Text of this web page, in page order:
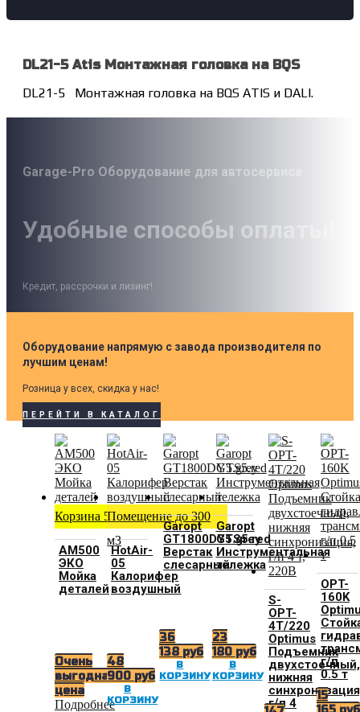
DL21-5 Atis Монтажная головка на BQS
DL21-5 Монтажная головка на BQS ATIS и DALI.
Garage-Pro Оборудование для автосервиса
Удобные способы оплаты!
Кредит, рассрочки и лизинг!
Оборудование напрямую с завода производителя по
лучшим ценам!
Розница у всех, скидка у нас!
ПЕРЕЙТИ В КАТАЛОГ
Корзина 500 мм
АМ500
ЭКО
Мойка
деталей
Очень
выгодная
цена
Подробнее
Помещение до 300
м3
HotAir-
05
Калорифер
воздушный
48
900 руб
В
КОРЗИНУ
Garopt
GT1800DY5.grey
Верстак
слесарный
36
138 руб
В
КОРЗИНУ
Garopt
GTS5.red
Инструментальная
тележка
23
180 руб
В
КОРЗИНУ
S-
OPT-
4T/220
Optimus
Подъемник
двухстоечный,
нижняя
г/п 4
OPT-
160K
г/п
0.5 т
15